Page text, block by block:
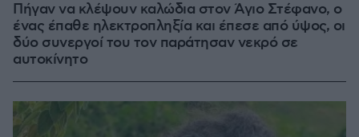
Πήγαν να κλέψουν καλώδια στον Άγιο Στέφανο, ο
ένας έπαθε ηλεκτροπληξία και έπεσε από ύψος, οι
δύο συνεργοί του τον παράτησαν νεκρό σε
αυτοκίνητο